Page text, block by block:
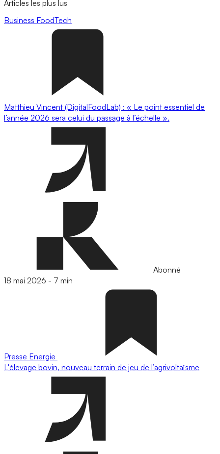
Articles les plus lus
Business FoodTech
Matthieu Vincent (DigitalFoodLab) : « Le point essentiel de
l’année 2026 sera celui du passage à l’échelle ».
Abonné
18 mai 2026 - 7 min
Presse Energie
L'élevage bovin, nouveau terrain de jeu de l’agrivoltaïsme